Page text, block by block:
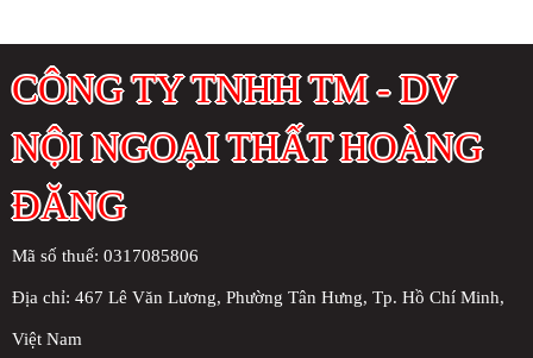
CÔNG TY TNHH TM - DV
NỘI NGOẠI THẤT HOÀNG
ĐĂNG
Mã số thuế: 0317085806
Địa chỉ: 467 Lê Văn Lương, Phường Tân Hưng, Tp. Hồ Chí Minh,
Việt Nam